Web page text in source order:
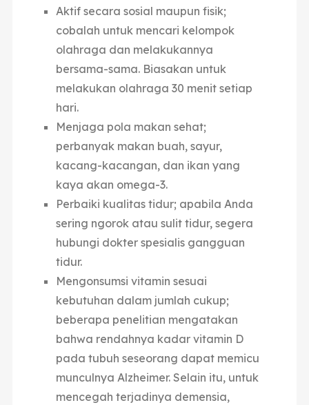
Aktif secara sosial maupun fisik;
cobalah untuk mencari kelompok
olahraga dan melakukannya
bersama-sama. Biasakan untuk
melakukan olahraga 30 menit setiap
hari.
Menjaga pola makan sehat;
perbanyak makan buah, sayur,
kacang-kacangan, dan ikan yang
kaya akan omega-3.
Perbaiki kualitas tidur; apabila Anda
sering ngorok atau sulit tidur, segera
hubungi dokter spesialis gangguan
tidur.
Mengonsumsi vitamin sesuai
kebutuhan dalam jumlah cukup;
beberapa penelitian mengatakan
bahwa rendahnya kadar vitamin D
pada tubuh seseorang dapat memicu
munculnya Alzheimer. Selain itu, untuk
mencegah terjadinya demensia,